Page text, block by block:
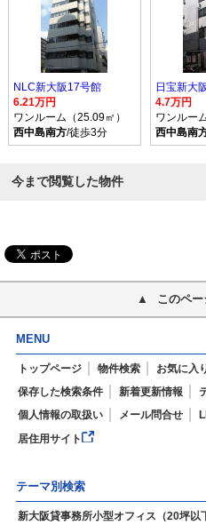
NLC新大阪17号館
6.21万円
ワンルーム（25.09㎡）
西中島南方/徒歩3分
日宝新大
4.7万円
ワンルー
西中島南
今まで閲覧した物件
このペ
MENU
トップページ 物件検索 お気に入
保存した検索条件
新着更新情報
個人情報の取扱い
メール問合せ
居住用サイト
テーマ別検索
新大阪貸事務所小型オフィス（20坪以